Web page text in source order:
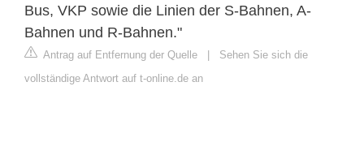
Bus, VKP sowie die Linien der S-Bahnen, A-
Bahnen und R-Bahnen."
Antrag auf Entfernung der Quelle | Sehen Sie sich die
vollständige Antwort auf t-online.de an